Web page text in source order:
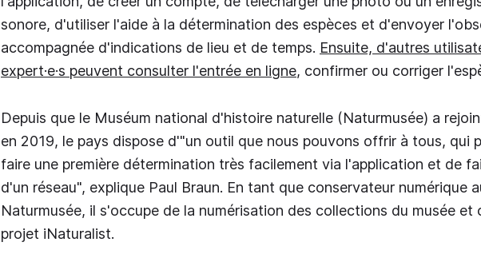
sonore, d'utiliser l'aide à la détermination des espèces et d'envoyer
accompagnée d'indications de lieu et de temps. Ensuite, d'autres
expert·e·s peuvent consulter l'entrée en ligne, confirmer ou corriger
Depuis que le Muséum national d'histoire naturelle (Naturmusée) a
en 2019, le pays dispose d'"un outil que nous pouvons offrir à tous, qui
faire une première détermination très facilement via l'application et de
d'un réseau", explique Paul Braun. En tant que conservateur numérique
Naturmusée, il s'occupe de la numérisation des collections du musée et
projet iNaturalist.